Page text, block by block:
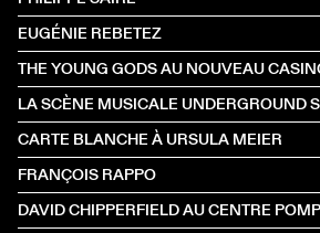
EUGÉNIE REBETEZ
THE YOUNG GODS AU NOUVEAU
CARTE BLANCHE À URSULA MEIER
FRANÇOIS RAPPO
DAVID CHIPPERFIELD AU CENTRE